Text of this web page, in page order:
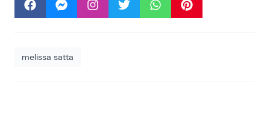
melissa satta